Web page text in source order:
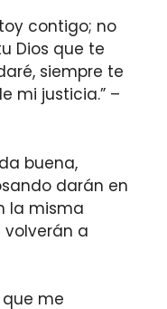
contigo; no
Dios que te
siempre te
mi justicia.” –
buena,
darán en
la misma
a
que me